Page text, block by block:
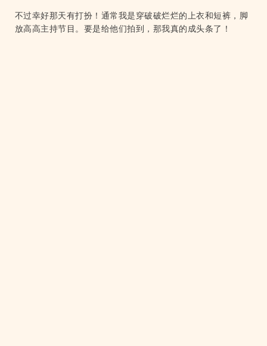
不过幸好那天有打扮！通常我是穿破破烂烂的上衣和短裤，脚
放高高主持节目。要是给他们拍到，那我真的成头条了！